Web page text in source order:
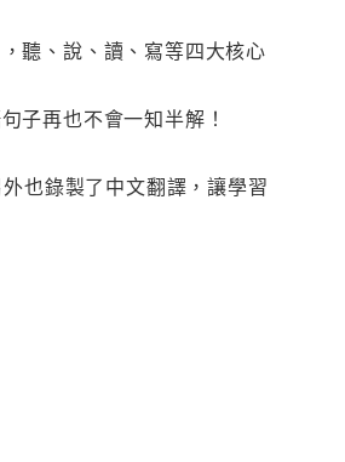
聽、說、讀、寫等四大核心
子再也不會一知半解！
也錄製了中文翻譯，讓學習